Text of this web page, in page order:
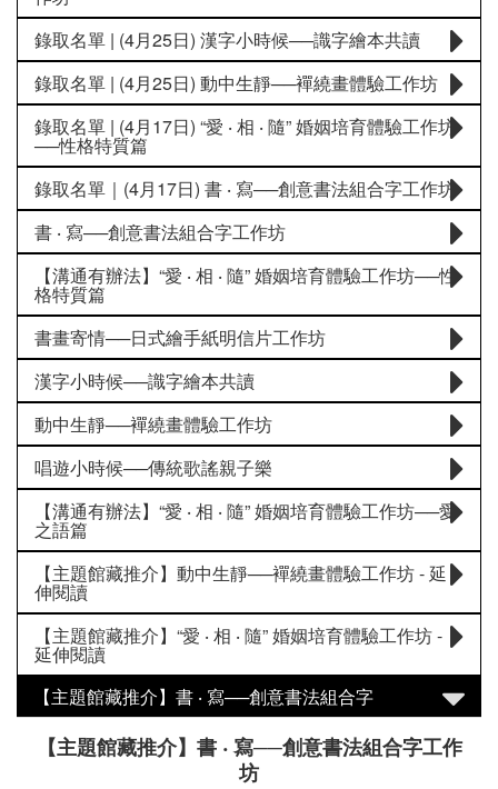
錄取名單 | (4月25日) 漢字小時候──識字繪本共讀
錄取名單 | (4月25日) 動中生靜──襌繞畫體驗工作坊
錄取名單 | (4月17日) “愛 ‧ 相 ‧ 隨” 婚姻培育體驗工作坊
──性格特質篇
錄取名單｜(4月17日) 書 ‧ 寫──創意書法組合字工作坊
書 ‧ 寫──創意書法組合字工作坊
【溝通有辦法】“愛 ‧ 相 ‧ 隨” 婚姻培育體驗工作坊──性
格特質篇
書畫寄情──日式繪手紙明信片工作坊
漢字小時候──識字繪本共讀
動中生靜──襌繞畫體驗工作坊
唱遊小時候──傳統歌謠親子樂
【溝通有辦法】“愛 ‧ 相 ‧ 隨” 婚姻培育體驗工作坊──愛
之語篇
【主題館藏推介】動中生靜──襌繞畫體驗工作坊 - 延
伸閱讀
【主題館藏推介】“愛 ‧ 相 ‧ 隨” 婚姻培育體驗工作坊 -
延伸閱讀
【主題館藏推介】書 ‧ 寫──創意書法組合字
【主題館藏推介】書 ‧ 寫──創意書法組合字工作
坊